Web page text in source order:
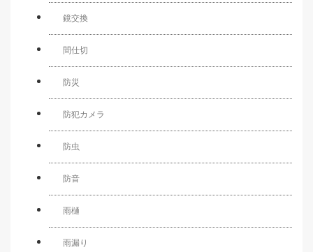
鏡交換
間仕切
防災
防犯カメラ
防虫
防音
雨樋
雨漏り